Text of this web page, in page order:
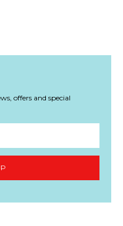
offers and special